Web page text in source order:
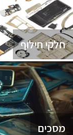
חלקי חילוף
מסכים